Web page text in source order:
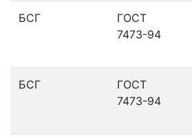
БСГ
ГОСТ
7473-94
БСГ
ГОСТ
7473-94